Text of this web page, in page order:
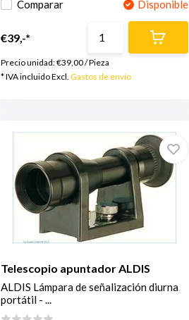
Comparar Disponible
€39,-*
Precio unidad:€39,00/Pieza
* IVA incluido Excl. Gastos de envío
Telescopio apuntador ALDIS
ALDIS Lámpara de señalización diurna
portátil - ...